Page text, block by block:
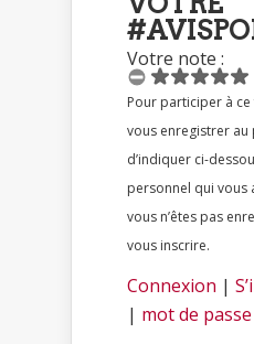
Votre note :
Pour participer à ce forum, vous devez
vous enregistrer au
d’indiquer ci-
personnel qui vous a été fourni.
vous n’êtes pas
vous inscrire.
Connexion |
| mot de